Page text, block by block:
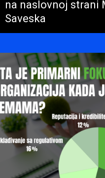
na naslovnoj strani
Saveska